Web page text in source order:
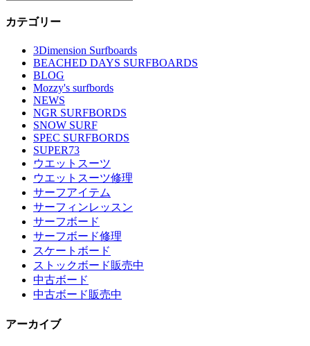
カテゴリー
3Dimension Surfboards
BEACHED DAYS SURFBOARDS
BLOG
Mozzy's surfbords
NEWS
NGR SURFBORDS
SNOW SURF
SPEC SURFBORDS
SUPER73
ウエットスーツ
ウエットスーツ修理
サーフアイテム
サーフィンレッスン
サーフボード
サーフボード修理
スケートボード
ストックボード販売中
中古ボード
中古ボード販売中
アーカイブ